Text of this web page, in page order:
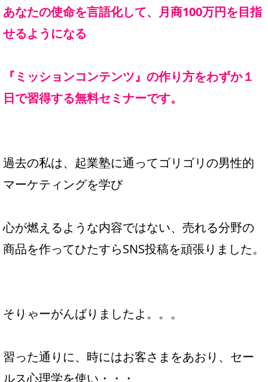
あなたの使命を言語化して、月商100万円を目指
せるようになる
『ミッションコンテンツ』の作り方をわずか１
日で習得する無料セミナーです。
過去の私は、起業塾に通ってゴリゴリの男性的
マーケティングを学び
心が燃えるような内容ではない、売れる分野の
商品を作ってひたすらSNS投稿を頑張りました。
そりゃーがんばりましたよ。。。
習った通りに、時にはお客さまをあおり、セー
ルス心理学を使い・・・